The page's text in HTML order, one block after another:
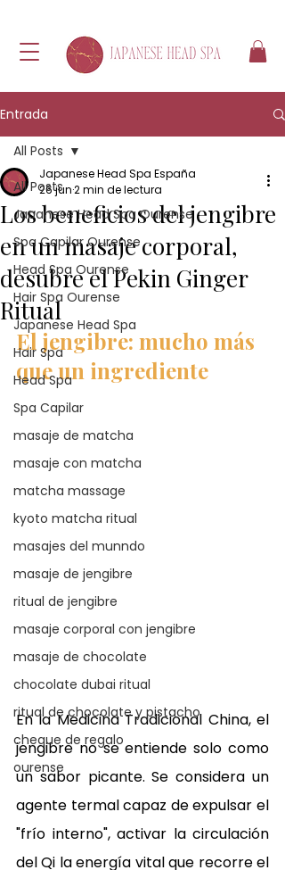
Entrada
All Posts
Japanese Head Spa Ourense
Spa Capilar Ourense
Head Spa Ourense
Hair Spa Ourense
Japanese Head Spa
Hair Spa
Head Spa
Spa Capilar
masaje de matcha
masaje con matcha
matcha massage
kyoto matcha ritual
masajes del munndo
masaje de jengibre
ritual de jengibre
masaje corporal con jengibre
masaje de chocolate
chocolate dubai ritual
ritual de chocolate y pistacho
cheque de regalo
ourense
All Posts
Los beneficios del jengibre
en un masaje corporal,
desubre el Pekin Ginger
Ritual
Japanese Head Spa España
26 jun2 min de lectura
El jengibre: mucho más
que un ingrediente
En la Medicina Tradicional China, el
jengibre no se entiende solo como
un sabor picante. Se considera un
agente termal capaz de expulsar el
"frío interno", activar la circulación
del Qi la energía vital que recorre el